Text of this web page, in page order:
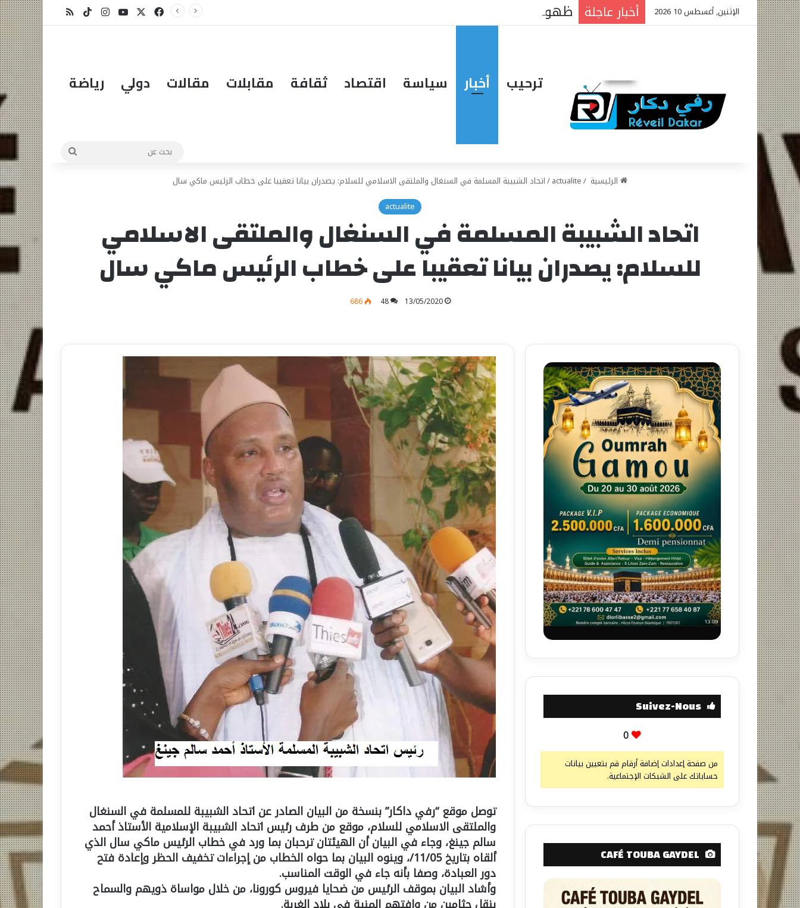
الإثنين, أغسطس 10 2026 أخبار عاجلة فيسبوكيوتيوبانستقرام
‫TikTokملخص الموقع RSS
ترحيب أخبار سياسة اقتصاد ثقافة مقابلات مقالات دولي رياضة
بحث
الرئيسية /
actualite
/اتحاد الشبيبة المسلمة في السنغال والملتقى الاسلامي للسلام: يصدران بيانا تعقيبا على خطاب الرئيس ماكي سال
actualite
اتحاد الشبيبة المسلمة في السنغال والملتقى الاسلامي
للسلام: يصدران بيانا تعقيبا على خطاب الرئيس ماكي سال
13/05/2020
48
686
توصل موقع “رفي داكار” بنسخة من البيان الصادر عن اتحاد الشبيبة للمسلمة في السنغال
والملتقى الاسلامي للسلام، موقع من طرف رئيس اتحاد الشبيبة الإسلامية الأستاذ أحمد
سالم جينغ، وجاء في البيان أن الهيئتان ترحبان بما ورد في خطاب الرئيس ماكي سال الذي
ألقاه بتاريخ 11/05/، وينوه البيان بما حواه الخطاب من إجراءات تخفيف الحظر وإعادة فتح
دور العبادة، وصفا بأنه جاء في الوقت المناسب.
وأشاد البيان بموقف الرئيس من ضحايا فيروس كورونا، من خلال مواساة ذويهم والسماح
Suivez-Nous
0
من صفحة إعدادات إضافة أرقام قم بتعيين بيانات
حساباتك على الشبكات الإجتماعية.
CAFÉ TOUBA GAYDEL